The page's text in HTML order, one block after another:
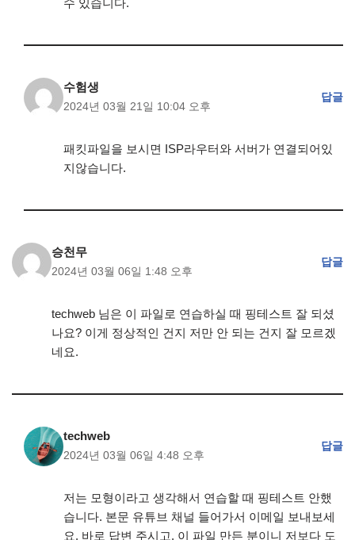
수 있습니다.
수험생
2024년 03월 21일 10:04 오후
답글
패킷파일을 보시면 ISP라우터와 서버가 연결되어있
지않습니다.
승천무
2024년 03월 06일 1:48 오후
답글
techweb 님은 이 파일로 연습하실 때 핑테스트 잘 되셨
나요? 이게 정상적인 건지 저만 안 되는 건지 잘 모르겠
네요.
techweb
2024년 03월 06일 4:48 오후
답글
저는 모형이라고 생각해서 연습할 때 핑테스트 안했
습니다. 본문 유튜브 채널 들어가서 이메일 보내보세
요. 바로 답변 주시고, 이 파일 만든 분이니 저보다 도